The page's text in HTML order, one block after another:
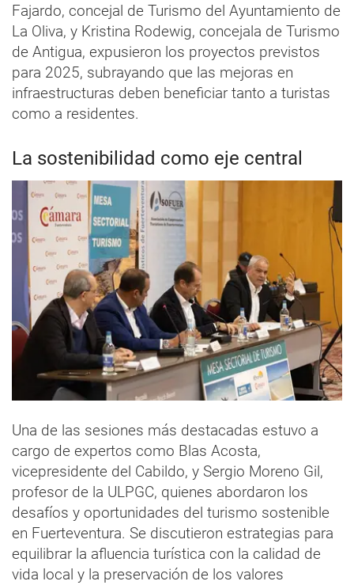
Fajardo, concejal de Turismo del Ayuntamiento de
La Oliva, y Kristina Rodewig, concejala de Turismo
de Antigua, expusieron los proyectos previstos
para 2025, subrayando que las mejoras en
infraestructuras deben beneficiar tanto a turistas
como a residentes.
La sostenibilidad como eje central
Una de las sesiones más destacadas estuvo a
cargo de expertos como Blas Acosta,
vicepresidente del Cabildo, y Sergio Moreno Gil,
profesor de la ULPGC, quienes abordaron los
desafíos y oportunidades del turismo sostenible
en Fuerteventura. Se discutieron estrategias para
equilibrar la afluencia turística con la calidad de
vida local y la preservación de los valores